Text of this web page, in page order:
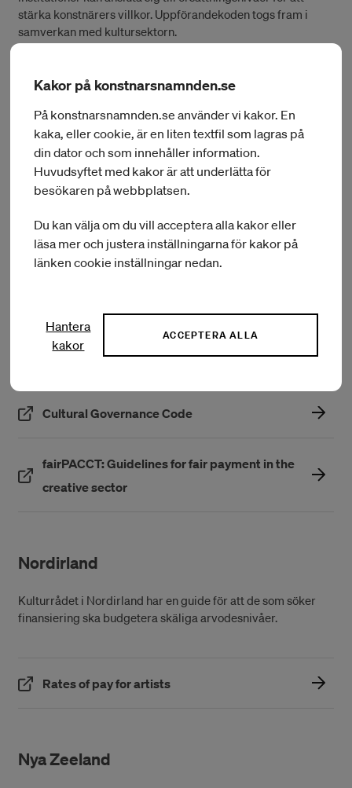
stärka konstnärers villkor. Uppförandekoden togs fram i
samverkan med kultursektorn.
Charter of Ethics
Nederländerna
utvecklat en ”Fair Practice Code” med principer och en
metod hur konstnärer och offentliga aktörer kan stärka
konstnärers villkor. Det nederländska kulturministeriet har
Cultural Governance Code(Öppnas i ett nytt fönster)
fairPACCT: Guidelines for fair payment in the
creative sector(Öppnas i ett nytt fönster)
Nordirland
Kulturrådet i Nordirland har en guide för att de som söker
finansiering ska budgetera skäliga arvodesnivåer.
Rates of pay for artists(Öppnas i ett nytt fönster)
Nya Zeeland
Kakor på konstnarsnamnden.se
På konstnarsnamnden.se använder vi kakor. En
kaka, eller cookie, är en liten textfil som lagras på
din dator och som innehåller information.
Huvudsyftet med kakor är att underlätta för
besökaren på webbplatsen.
Du kan välja om du vill acceptera alla kakor eller
läsa mer och justera inställningarna för kakor på
länken cookie inställningar nedan.
Hantera
kakor
ACCEPTERA ALLA